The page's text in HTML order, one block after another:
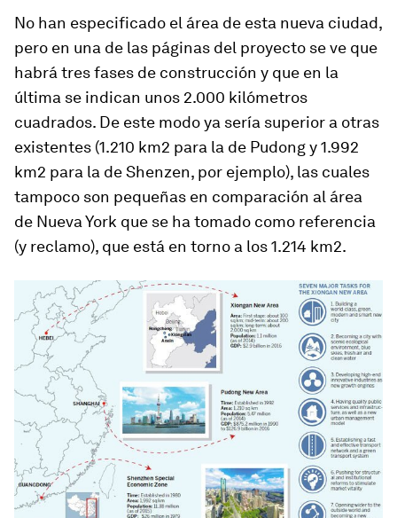
No han especificado el área de esta nueva ciudad,
pero en una de las páginas del proyecto se ve que
habrá tres fases de construcción y que en la
última se indican unos 2.000 kilómetros
cuadrados. De este modo ya sería superior a otras
existentes (1.210 km2 para la de Pudong y 1.992
km2 para la de Shenzen, por ejemplo), las cuales
tampoco son pequeñas en comparación al área
de Nueva York que se ha tomado como referencia
(y reclamo), que está en torno a los 1.214 km2.